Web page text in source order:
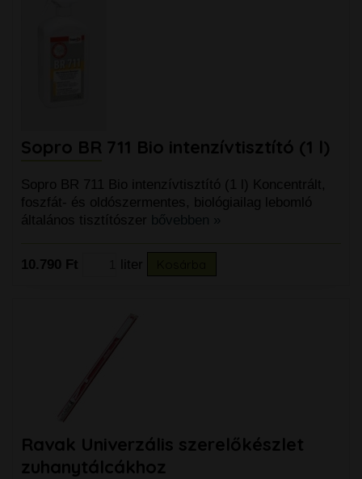
Sopro BR 711 Bio intenzívtisztító (1 l)
Sopro BR 711 Bio intenzívtisztító (1 l) Koncentrált,
foszfát- és oldószermentes, biológiailag lebomló
általános tisztítószer bővebben »
10.790 Ft liter
Ravak Univerzális szerelőkészlet
zuhanytálcákhoz